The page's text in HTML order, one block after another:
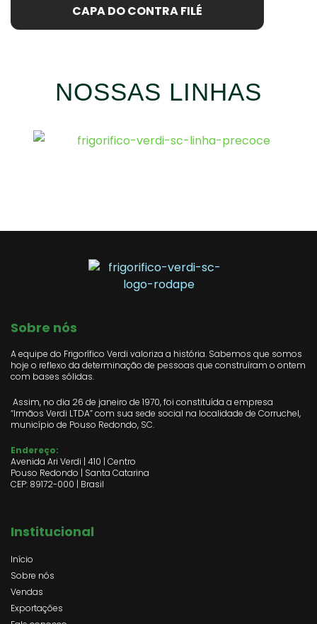
CAPA DO CONTRA FILÉ
NOSSAS LINHAS
Sobre nós
A equipe do Frigorífico Verdi valoriza a história. Sabemos que somos
hoje o reflexo da determinação de pessoas que construíram o ontem
com bases sólidas.
Assim, no dia 26 de janeiro de 1970, foi constituída a empresa
“Irmãos Verdi LTDA” com sua sede social na localidade de Corruchel,
município de Pouso Redondo, SC.
Endereço:
Avenida Ari Verdi | 410 | Centro
Pouso Redondo | Santa Catarina
CEP: 89172-000 | Brasil
Institucional
Início
Sobre nós
Vendas
Exportações